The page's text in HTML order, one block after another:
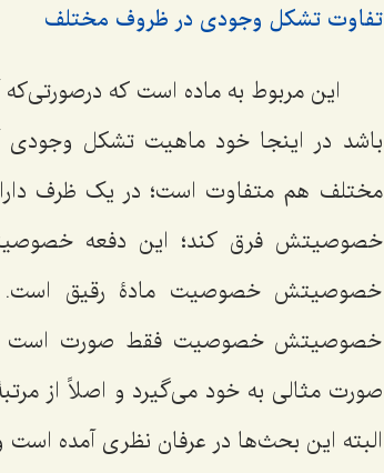
تفاوت تشکل وجودی در ظروف مختلف
این مربوط به ماده است که
باشد در اینجا خود ماهیت تشکل
مختلف هم متفاوت است؛ در یک ظرف
خصوصیتش فرق کند؛ این دفعه
خصوصیتش خصوصیت مادۀ رقیق است.
خصوصیتش خصوصیت فقط صورت است و
صورت مثالی به خود می‌گیرد و اصلاً از
البته این بحث‌ها در عرفان نظری آمده